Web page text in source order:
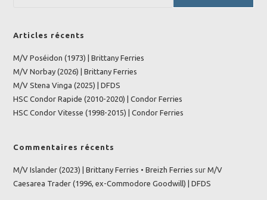
Articles récents
M/V Poséidon (1973) | Brittany Ferries
M/V Norbay (2026) | Brittany Ferries
M/V Stena Vinga (2025) | DFDS
HSC Condor Rapide (2010-2020) | Condor Ferries
HSC Condor Vitesse (1998-2015) | Condor Ferries
Commentaires récents
M/V Islander (2023) | Brittany Ferries • Breizh Ferries surM/V
Caesarea Trader (1996, ex-Commodore Goodwill) | DFDS